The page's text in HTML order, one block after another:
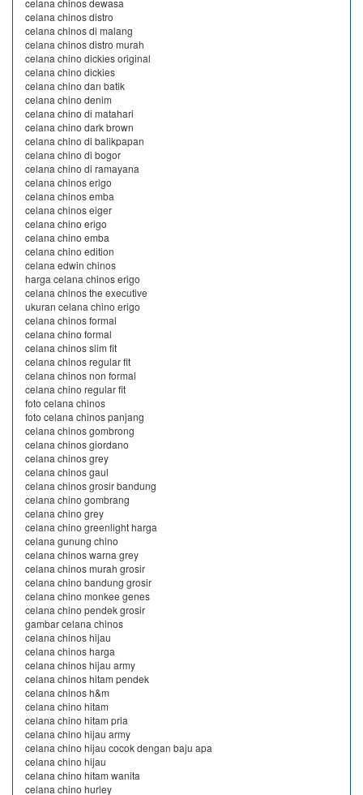
celana chinos dewasa
celana chinos distro
celana chinos di malang
celana chinos distro murah
celana chino dickies original
celana chino dickies
celana chino dan batik
celana chino denim
celana chino di matahari
celana chino dark brown
celana chino di balikpapan
celana chino di bogor
celana chino di ramayana
celana chinos erigo
celana chinos emba
celana chinos eiger
celana chino erigo
celana chino emba
celana chino edition
celana edwin chinos
harga celana chinos erigo
celana chinos the executive
ukuran celana chino erigo
celana chinos formal
celana chino formal
celana chinos slim fit
celana chinos regular fit
celana chinos non formal
celana chino regular fit
foto celana chinos
foto celana chinos panjang
celana chinos gombrong
celana chinos giordano
celana chinos grey
celana chinos gaul
celana chinos grosir bandung
celana chino gombrang
celana chino grey
celana chino greenlight harga
celana gunung chino
celana chinos warna grey
celana chinos murah grosir
celana chino bandung grosir
celana chino monkee genes
celana chino pendek grosir
gambar celana chinos
celana chinos hijau
celana chinos harga
celana chinos hijau army
celana chinos hitam pendek
celana chinos h&m
celana chino hitam
celana chino hitam pria
celana chino hijau army
celana chino hijau cocok dengan baju apa
celana chino hijau
celana chino hitam wanita
celana chino hurley